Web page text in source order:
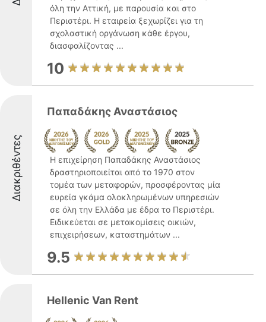
όλη την Αττική, με παρουσία και στο
Περιστέρι. Η εταιρεία ξεχωρίζει για τη
σχολαστική οργάνωση κάθε έργου,
διασφαλίζοντας ...
10
Διακριθέντες
Παπαδάκης Αναστάσιος
Η επιχείρηση Παπαδάκης Αναστάσιος
δραστηριοποιείται από το 1970 στον
τομέα των μεταφορών, προσφέροντας μία
ευρεία γκάμα ολοκληρωμένων υπηρεσιών
σε όλη την Ελλάδα με έδρα το Περιστέρι.
Ειδικεύεται σε μετακομίσεις οικιών,
επιχειρήσεων, καταστημάτων ...
9.5
Hellenic Van Rent